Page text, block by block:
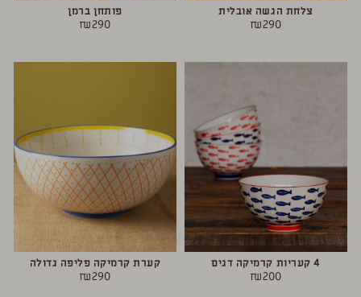
צלחת הגשה אובלית
₪290
פותחן ברמן
₪290
4 קעריות קרמיקה דגים
₪200
קערת קרמיקה פליפה גדולה
₪290